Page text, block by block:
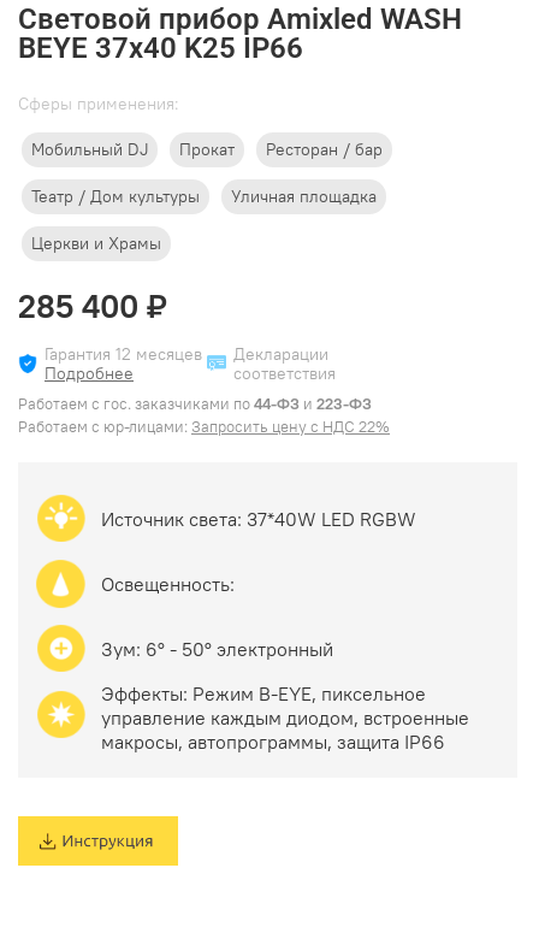
Световой прибор Amixled WASH
BEYE 37x40 K25 IP66
Cферы применения:
Мобильный DJ Прокат Ресторан / бар
Театр / Дом культуры Уличная площадка
Церкви и Храмы
285 400 ₽
Гарантия 12 месяцев
Подробнее
Декларации
соответствия
Работаем с гос. заказчиками по44-ФЗ и 223-ФЗ
Работаем с юр-лицами: Запросить цену с НДС 22%
Источник света: 37*40W LED RGBW
Освещенность:
Зум: 6° - 50° электронный
Эффекты: Режим B-EYE, пиксельное
управление каждым диодом, встроенные
макросы, автопрограммы, защита IP66